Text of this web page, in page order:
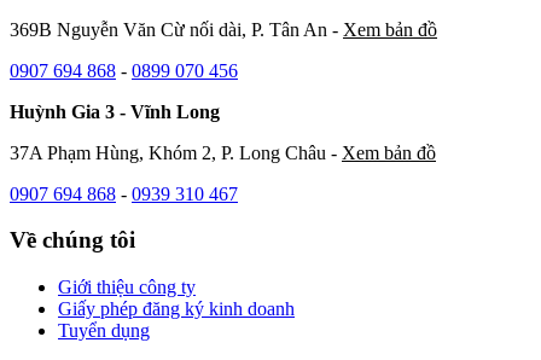
369B Nguyễn Văn Cừ nối dài, P. Tân An - Xem bản đồ
0907 694 868 - 0899 070 456
Huỳnh Gia 3 - Vĩnh Long
37A Phạm Hùng, Khóm 2, P. Long Châu - Xem bản đồ
0907 694 868 - 0939 310 467
Về chúng tôi
Giới thiệu công ty
Giấy phép đăng ký kinh doanh
Tuyển dụng